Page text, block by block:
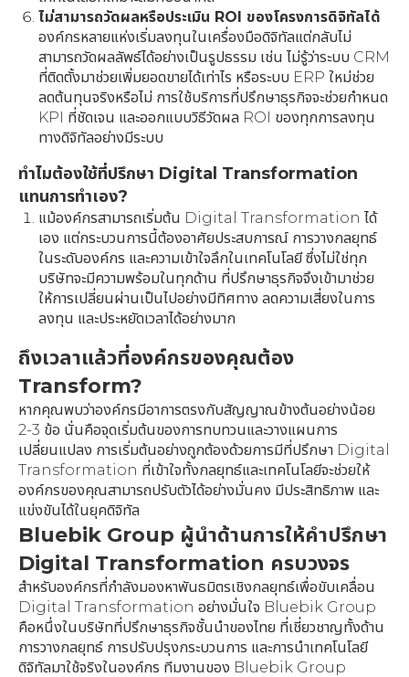
ไม่สามารถวัดผลหรือประเมิน ROI ของโครงการดิจิทัลได้
องค์กรหลายแห่งเริ่มลงทุนในเครื่องมือดิจิทัลแต่กลับไม่
สามารถวัดผลลัพธ์ได้อย่างเป็นรูปธรรม เช่น ไม่รู้ว่าระบบ CRM
ที่ติดตั้งมาช่วยเพิ่มยอดขายได้เท่าไร หรือระบบ ERP ใหม่ช่วย
ลดต้นทุนจริงหรือไม่ การใช้บริการที่ปรึกษาธุรกิจจะช่วยกำหนด
KPI ที่ชัดเจน และออกแบบวิธีวัดผล ROI ของทุกการลงทุน
ทางดิจิทัลอย่างมีระบบ
ทำไมต้องใช้ที่ปรึกษา Digital Transformation
แทนการทำเอง?
แม้องค์กรสามารถเริ่มต้น Digital Transformation ได้
เอง แต่กระบวนการนี้ต้องอาศัยประสบการณ์ การวางกลยุทธ์
ในระดับองค์กร และความเข้าใจลึกในเทคโนโลยี ซึ่งไม่ใช่ทุก
บริษัทจะมีความพร้อมในทุกด้าน ที่ปรึกษาธุรกิจจึงเข้ามาช่วย
ให้การเปลี่ยนผ่านเป็นไปอย่างมีทิศทาง ลดความเสี่ยงในการ
ลงทุน และประหยัดเวลาได้อย่างมาก
ถึงเวลาแล้วที่องค์กรของคุณต้อง
Transform?
หากคุณพบว่าองค์กรมีอาการตรงกับสัญญาณข้างต้นอย่างน้อย
2-3 ข้อ นั่นคือจุดเริ่มต้นของการทบทวนและวางแผนการ
เปลี่ยนแปลง การเริ่มต้นอย่างถูกต้องด้วยการมีที่ปรึกษา Digital
Transformation ที่เข้าใจทั้งกลยุทธ์และเทคโนโลยีจะช่วยให้
องค์กรของคุณสามารถปรับตัวได้อย่างมั่นคง มีประสิทธิภาพ และ
แข่งขันได้ในยุคดิจิทัล
Bluebik Group ผู้นำด้านการให้คำปรึกษา
Digital Transformation ครบวงจร
สำหรับองค์กรที่กำลังมองหาพันธมิตรเชิงกลยุทธ์เพื่อขับเคลื่อน
Digital Transformation อย่างมั่นใจ Bluebik Group
คือหนึ่งในบริษัทที่ปรึกษาธุรกิจชั้นนำของไทย ที่เชี่ยวชาญทั้งด้าน
การวางกลยุทธ์ การปรับปรุงกระบวนการ และการนำเทคโนโลยี
ดิจิทัลมาใช้จริงในองค์กร ทีมงานของ Bluebik Group